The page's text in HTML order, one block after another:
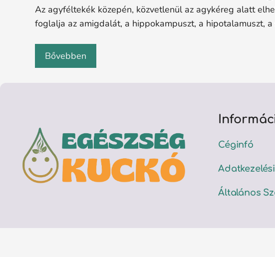
Az agyféltekék közepén, közvetlenül az agykéreg alatt
foglalja az amigdalát, a hippokampuszt, a hipotalamuszt,
Bővebben
Céginfó
Általános